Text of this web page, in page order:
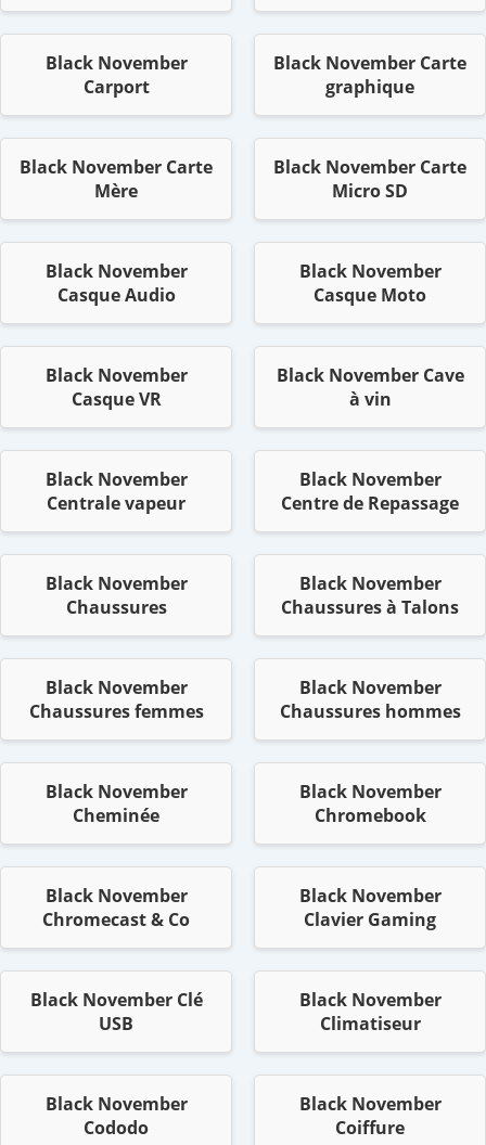
Black November
Carport
Black November Carte
graphique
Black November Carte
Mère
Black November Carte
Micro SD
Black November
Casque Audio
Black November
Casque Moto
Black November
Casque VR
Black November Cave
à vin
Black November
Centrale vapeur
Black November
Centre de Repassage
Black November
Chaussures
Black November
Chaussures à Talons
Black November
Chaussures femmes
Black November
Chaussures hommes
Black November
Cheminée
Black November
Chromebook
Black November
Chromecast & Co
Black November
Clavier Gaming
Black November Clé
USB
Black November
Climatiseur
Black November
Cododo
Black November
Coiffure